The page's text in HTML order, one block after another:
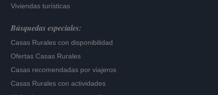
Viviendas turísticas
Búsquedas especiales:
Casas Rurales con disponibilidad
Ofertas Casas Rurales
Casas recomendadas por viajeros
Casas Rurales con actividades